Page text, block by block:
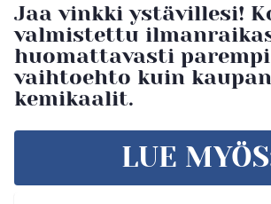
Jaa vinkki ystävillesi!
valmistettu
huomattavasti parempi
vaihtoehto kuin kaupan
kemikaalit.
LUE